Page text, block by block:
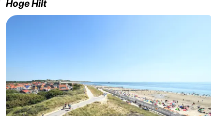
-
Noordzee
Resort
-
Strandpark
-
Hoge Hilt